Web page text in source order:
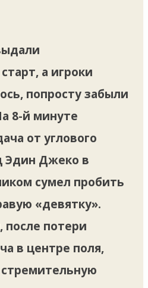
а игроки
попросту забыли
8-й минуте
от углового
Эдин Джеко в
сумел пробить
«девятку».
после потери
в центре поля,